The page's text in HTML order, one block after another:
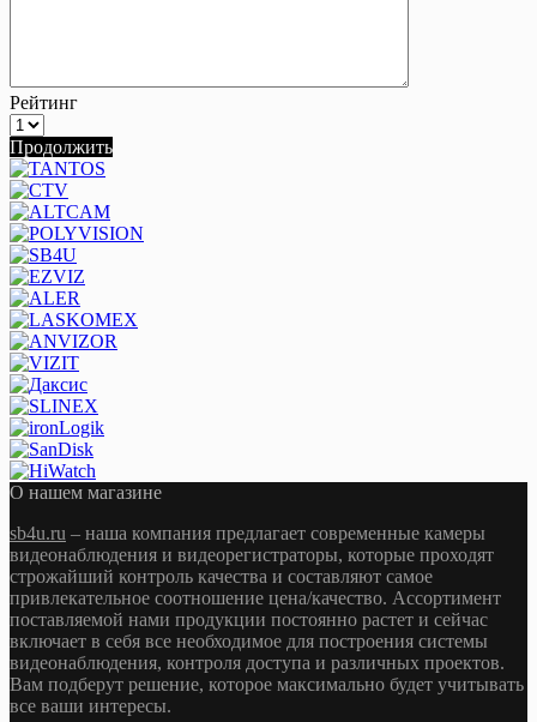
Рейтинг
Продолжить
О нашем магазине
sb4u.ru – наша компания предлагает современные камеры
видеонаблюдения и видеорегистраторы, которые проходят
строжайший контроль качества и составляют самое
привлекательное соотношение цена/качество. Ассортимент
поставляемой нами продукции постоянно растет и сейчас
включает в себя все необходимое для построения системы
видеонаблюдения, контроля доступа и различных проектов.
Вам подберут решение, которое максимально будет учитывать
все ваши интересы.